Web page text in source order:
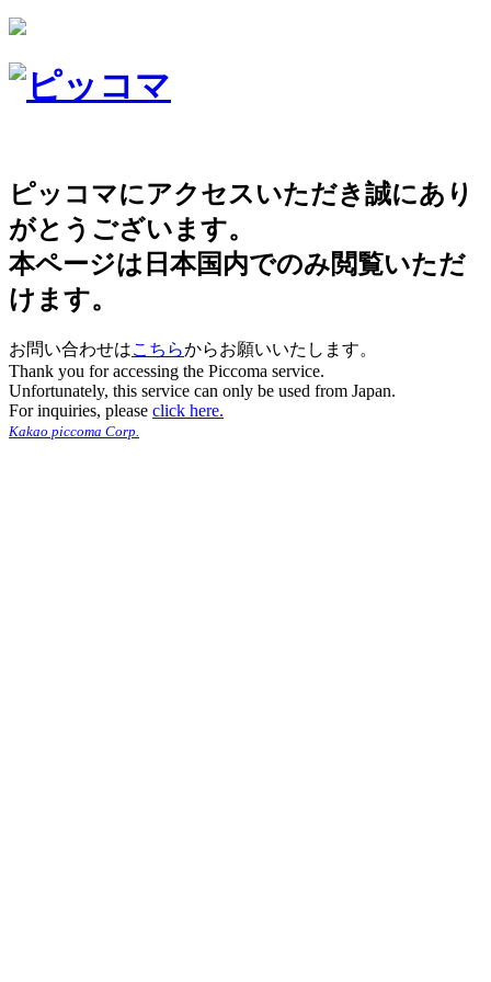
ピッコマにアクセスいただき誠にあり
がとうございます。
本ページは日本国内でのみ閲覧いただ
けます。
お問い合わせはこちらからお願いいたします。
Thank you for accessing the Piccoma service.
Unfortunately, this service can only be used from Japan.
For inquiries, please click here.
Kakao piccoma Corp.